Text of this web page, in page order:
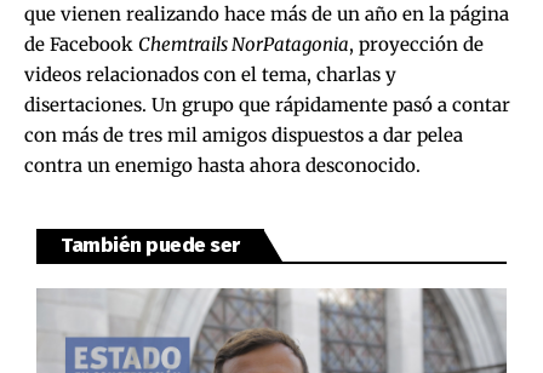
que vienen realizando hace más de un año en la página
de Facebook Chemtrails NorPatagonia, proyección de
videos relacionados con el tema, charlas y
disertaciones. Un grupo que rápidamente pasó a contar
con más de tres mil amigos dispuestos a dar pelea
contra un enemigo hasta ahora desconocido.
También puede ser